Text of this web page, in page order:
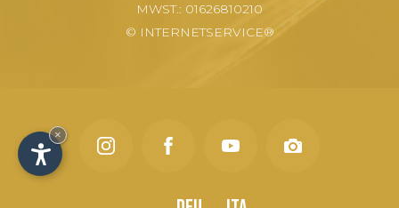
MWST.: 01626810210
© INTERNETSERVICE®
×